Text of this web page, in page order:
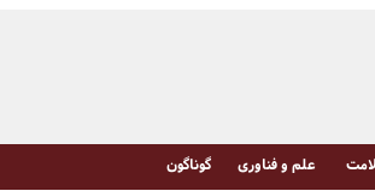
علم و فناوری گوناگون